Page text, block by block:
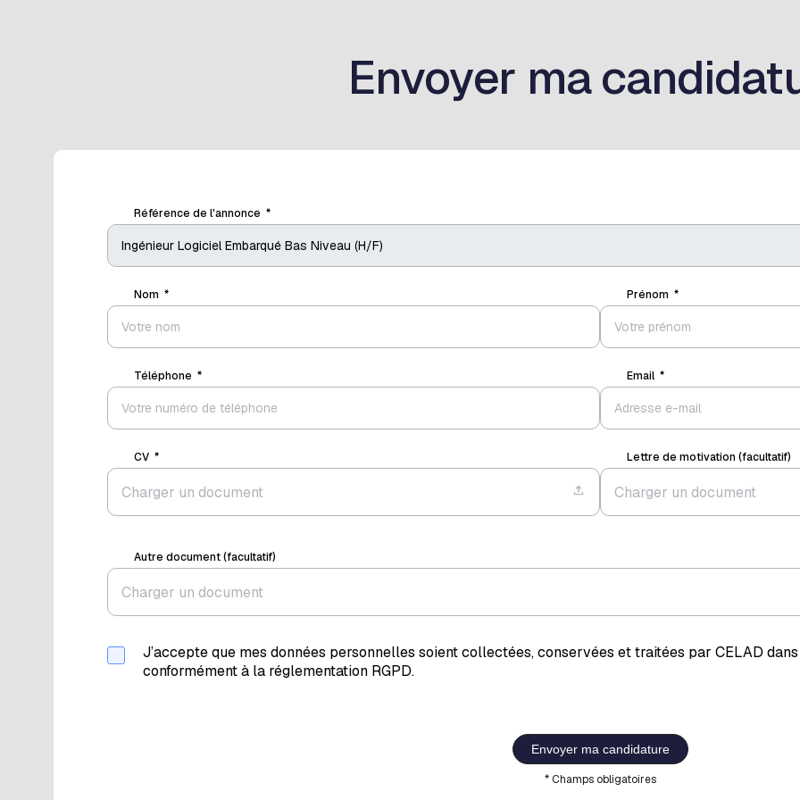
Envoyer ma
Référence de l'annonce
Nom Prénom
Téléphone Email
CV
Charger un document
Lettre de motivation (facultatif)
Charger un document
Autre document (facultatif)
Charger un document
J’accepte que mes données personnelles soient collectées, conservées et traitées par CELAD
conformément à la réglementation RGPD.
Envoyer ma candidature
* Champs obligatoires